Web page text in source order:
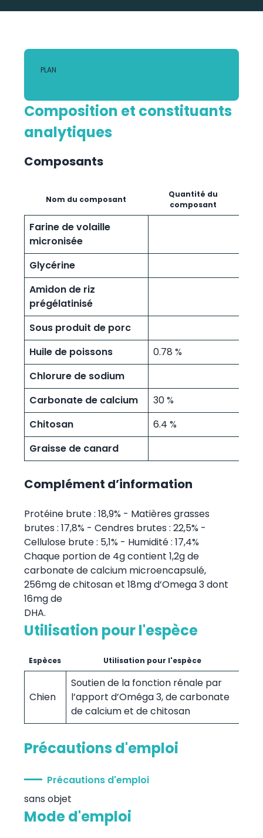
Composition et constituants
analytiques
Composants
Nom du composant
Quantité du
composant
Farine de volaille
micronisée
Glycérine
Amidon de riz
prégélatinisé
Sous produit de porc
Huile de poissons
0.78 %
Chlorure de sodium
Carbonate de calcium
30 %
Chitosan
6.4 %
Graisse de canard
Complément d’information
Protéine brute : 18,9% - Matières grasses
brutes : 17,8% - Cendres brutes : 22,5% -
Cellulose brute : 5,1% - Humidité : 17,4%
Chaque portion de 4g contient 1,2g de
carbonate de calcium microencapsulé,
256mg de chitosan et 18mg d’Omega 3 dont
16mg de
DHA.
Utilisation pour l'espèce
Espèces Utilisation pour l'espèce
Chien
Soutien de la fonction rénale par
l’apport d’Oméga 3, de carbonate
de calcium et de chitosan
Précautions d'emploi
Précautions d'emploi
sans objet
Mode d'emploi
PLAN